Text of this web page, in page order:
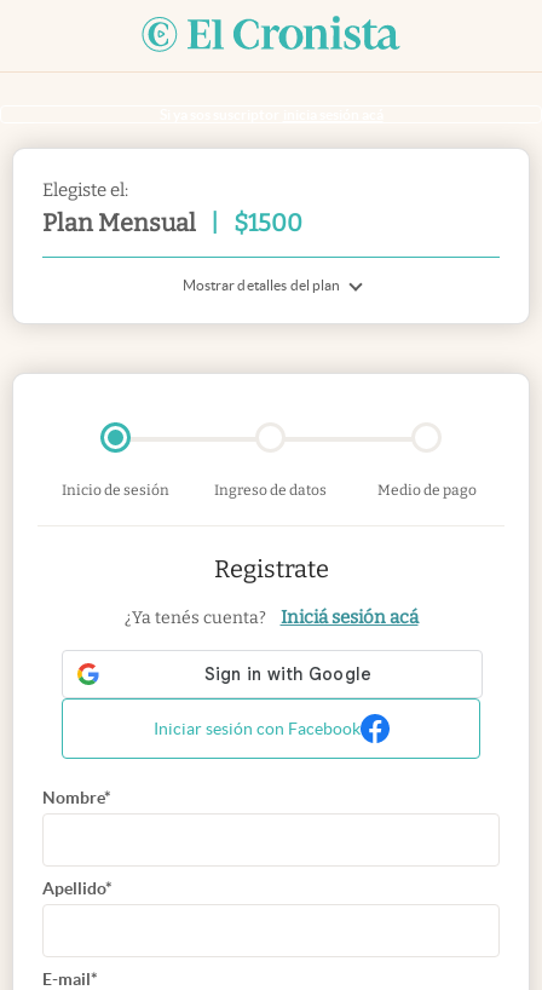
Elegiste el:
Plan Mensual $1500
Mostrar detalles del plan
Inicio de sesión Ingreso de datos Medio de pago
Registrate
¿Ya tenés cuenta? Iniciá sesión acá
Iniciar sesión con Facebook
Nombre*
Apellido*
E-mail*